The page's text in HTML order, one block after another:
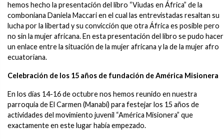
hemos hecho la presentación del libro “Viudas en África” de la
comboniana Daniela Maccari en el cual las entrevistadas resaltan su
lucha por la libertad y su convicción que otra África es posible pero
no sin la mujer africana. En esta presentación del libro se pudo hacer
un enlace entre la situación de la mujer africana y la de la mujer afro
ecuatoriana.
Celebración de los 15 años de fundación de América Misionera
En los días 14-16 de octubre nos hemos reunido en nuestra
parroquia de El Carmen (Manabí) para festejar los 15 años de
actividades del movimiento juvenil “América Misionera” que
exactamente en este lugar había empezado.